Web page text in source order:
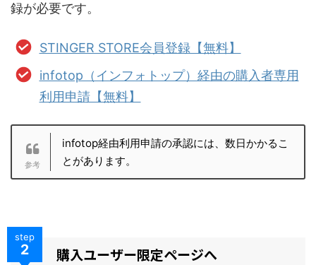
録が必要です。
STINGER STORE会員登録【無料】
infotop（インフォトップ）経由の購入者専用
利用申請【無料】
infotop経由利用申請の承認には、数日かかるこ
とがあります。
step
2 購入ユーザー限定ページへ